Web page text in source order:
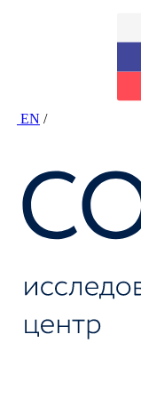
EN /